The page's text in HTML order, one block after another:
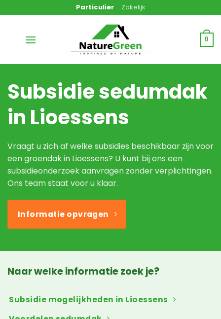
naar
Particulier Zakelijk
0
Subsidie sedumdak
in Lioessens
Vraagt u zich af welke subsidies beschikbaar zijn voor
een groendak in Lioessens? U kunt bij ons een
subsidieonderzoek aanvragen zonder verplichtingen.
Ons team staat voor u klaar.
Informatie opvragen
Naar welke informatie zoek je?
Subsidie mogelijkheden in Lioessens